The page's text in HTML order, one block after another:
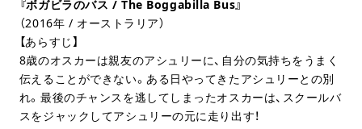
『ボガビラのバス / The Boggabilla Bus』
（2016年 / オーストラリア）
【あらすじ】
8歳のオスカーは親友のアシュリーに、自分の気持ちをうまく
伝えることができない。ある日やってきたアシュリーとの別
れ。最後のチャンスを逃してしまったオスカーは、スクールバ
スをジャックしてアシュリーの元に走り出す！